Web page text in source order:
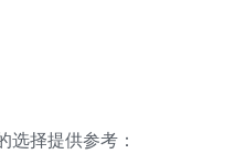
择提供参考：